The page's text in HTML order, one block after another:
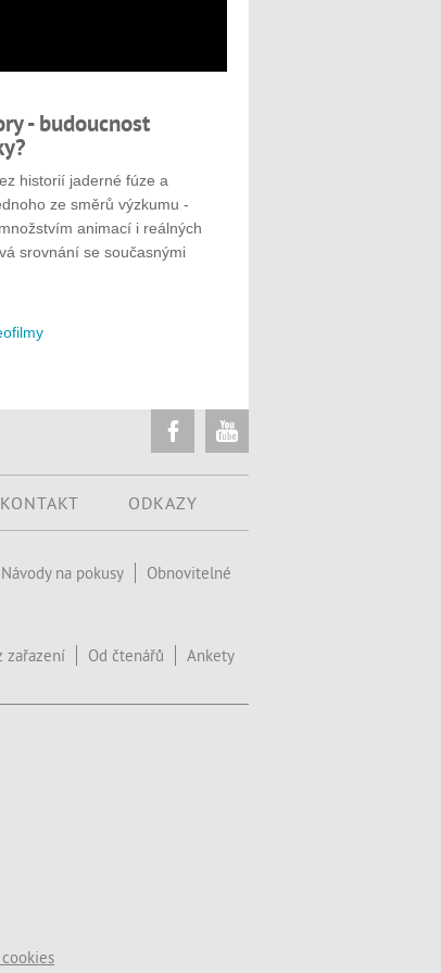
- budoucnost
historií jaderné fúze a
ze směrů výzkumu -
animací i reálných
srovnání se současnými
KONTAKT ODKAZY
Návody na pokusy
Obnovitelné
zařazení Od čtenářů Ankety